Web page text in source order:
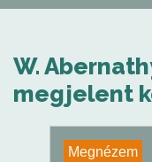
W.
megjelent
Megnézem